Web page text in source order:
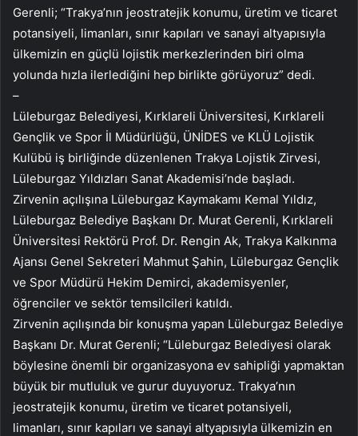
Gerenli; “Trakya’nın jeostratejik konumu, üretim ve ticaret
potansiyeli, limanları, sınır kapıları ve sanayi altyapısıyla
ülkemizin en güçlü lojistik merkezlerinden biri olma
yolunda hızla ilerlediğini hep birlikte görüyoruz” dedi.
–
Lüleburgaz Belediyesi, Kırklareli Üniversitesi, Kırklareli
Gençlik ve Spor İl Müdürlüğü, ÜNİDES ve KLÜ Lojistik
Kulübü iş birliğinde düzenlenen Trakya Lojistik Zirvesi,
Lüleburgaz Yıldızları Sanat Akademisi’nde başladı.
Zirvenin açılışına Lüleburgaz Kaymakamı Kemal Yıldız,
Lüleburgaz Belediye Başkanı Dr. Murat Gerenli, Kırklareli
Üniversitesi Rektörü Prof. Dr. Rengin Ak, Trakya Kalkınma
Ajansı Genel Sekreteri Mahmut Şahin, Lüleburgaz Gençlik
ve Spor Müdürü Hekim Demirci, akademisyenler,
öğrenciler ve sektör temsilcileri katıldı.
Zirvenin açılışında bir konuşma yapan Lüleburgaz Belediye
Başkanı Dr. Murat Gerenli; “Lüleburgaz Belediyesi olarak
böylesine önemli bir organizasyona ev sahipliği yapmaktan
büyük bir mutluluk ve gurur duyuyoruz. Trakya’nın
jeostratejik konumu, üretim ve ticaret potansiyeli,
limanları, sınır kapıları ve sanayi altyapısıyla ülkemizin en